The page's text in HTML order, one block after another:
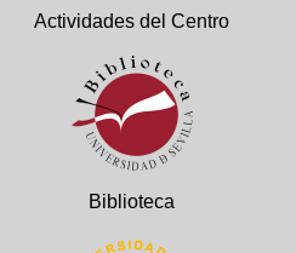
Actividades del Centro
Biblioteca